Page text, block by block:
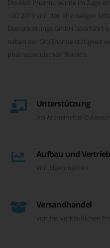
Die Abis Pharma wurde im Zuge
1.07.2019 von den ehemaligen
Dienstleistungs GmbH überführt
neben der Großhandelstätigkeit
pharmazeutischen Bereich.
Unterstützung
bei Arzneimittel-
Aufbau und Vertrieb
von Eigenmarken
Versandhandel
von frei verkäuflichen